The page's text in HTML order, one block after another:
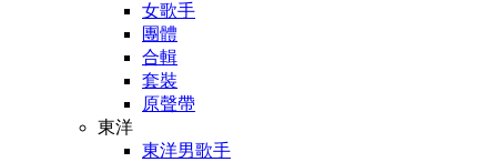
女歌手
團體
合輯
套裝
原聲帶
東洋
東洋男歌手